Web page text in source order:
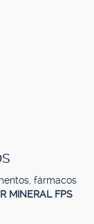
fármacos
MINERAL FPS